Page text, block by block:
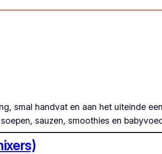
smal handvat en aan het uiteinde
sauzen, smoothies en